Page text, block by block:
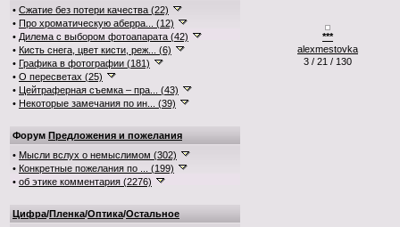
• Сжатие без потери качества (22)
• Про хроматическую аберра... (12)
• Дилема с выбором фотоапарата (42)
• Кисть снега, цвет кисти, реж... (6)
• Графика в фотографии (181)
• О пересветах (25)
• Цейтраферная съемка – пра... (43)
• Некоторые замечания по ин... (39)
Форум Предложения и пожелания
• Мысли вслух о немыслимом (302)
• Конкретные пожелания по ... (199)
• об этике комментария (2276)
Цифра/Пленка/Оптика/Остальное
***
alexmestovka
3 / 21 / 130